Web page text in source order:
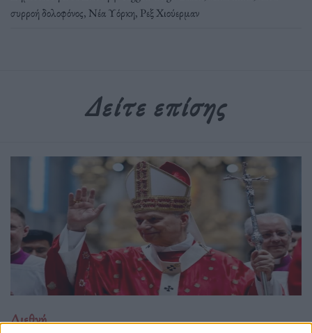
συρροή δολοφόνος, Νέα Υόρκη, Ρεξ Χιούερμαν
Δείτε επίσης
Διεθνή